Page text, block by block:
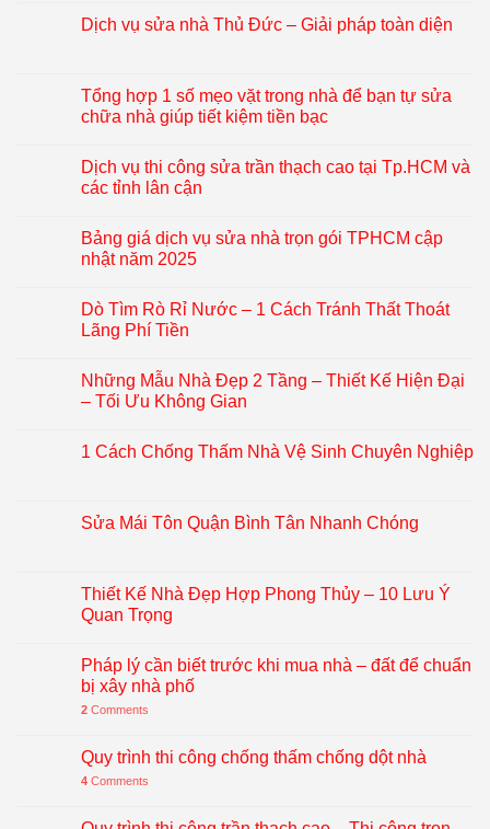
Dịch vụ sửa nhà Thủ Đức – Giải pháp toàn diện
Tổng hợp 1 số mẹo vặt trong nhà để bạn tự sửa
chữa nhà giúp tiết kiệm tiền bạc
Dịch vụ thi công sửa trần thạch cao tại Tp.HCM và
các tỉnh lân cận
Bảng giá dịch vụ sửa nhà trọn gói TPHCM cập
nhật năm 2025
Dò Tìm Rò Rỉ Nước – 1 Cách Tránh Thất Thoát
Lãng Phí Tiền
Những Mẫu Nhà Đẹp 2 Tầng – Thiết Kế Hiện Đại
– Tối Ưu Không Gian
1 Cách Chống Thấm Nhà Vệ Sinh Chuyên Nghiệp
Sửa Mái Tôn Quận Bình Tân Nhanh Chóng
Thiết Kế Nhà Đẹp Hợp Phong Thủy – 10 Lưu Ý
Quan Trọng
Pháp lý cần biết trước khi mua nhà – đất để chuẩn
bị xây nhà phố
2 Comments
Quy trình thi công chống thấm chống dột nhà
4 Comments